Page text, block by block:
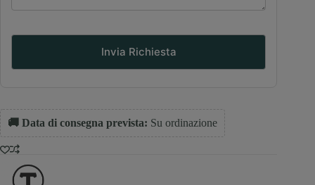
🚚 Data di consegna prevista: Su ordinazione